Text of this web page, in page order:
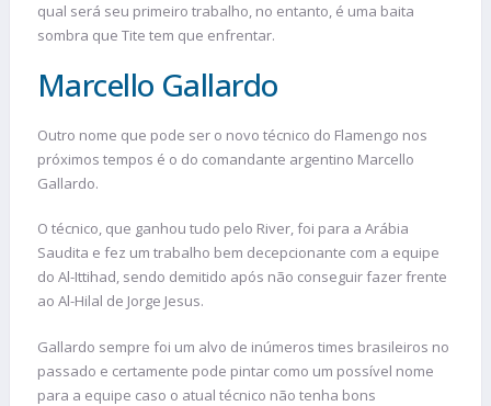
qual será seu primeiro trabalho, no entanto, é uma baita
sombra que Tite tem que enfrentar.
Marcello Gallardo
Outro nome que pode ser o novo técnico do Flamengo nos
próximos tempos é o do comandante argentino Marcello
Gallardo.
O técnico, que ganhou tudo pelo River, foi para a Arábia
Saudita e fez um trabalho bem decepcionante com a equipe
do Al-Ittihad, sendo demitido após não conseguir fazer frente
ao Al-Hilal de Jorge Jesus.
Gallardo sempre foi um alvo de inúmeros times brasileiros no
passado e certamente pode pintar como um possível nome
para a equipe caso o atual técnico não tenha bons